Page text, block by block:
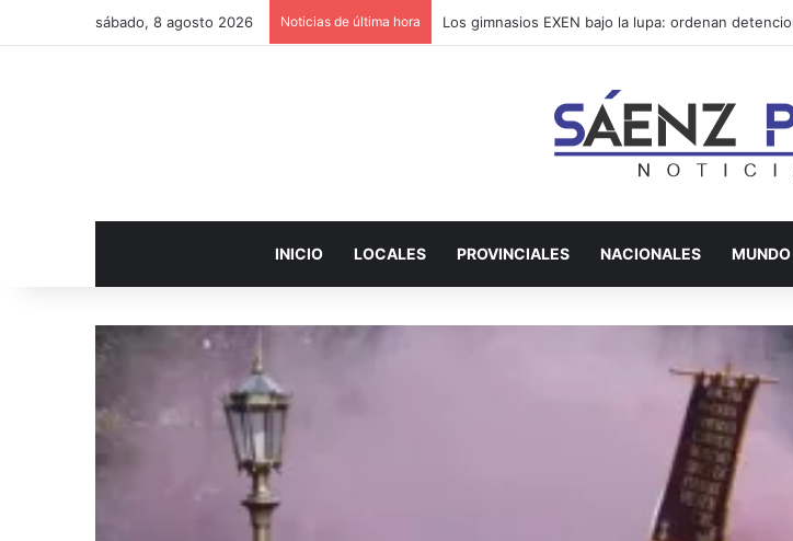
sábado, 8 agosto 2026 Noticias de última hora
INICIO LOCALES PROVINCIALES NACIONALES MUNDO